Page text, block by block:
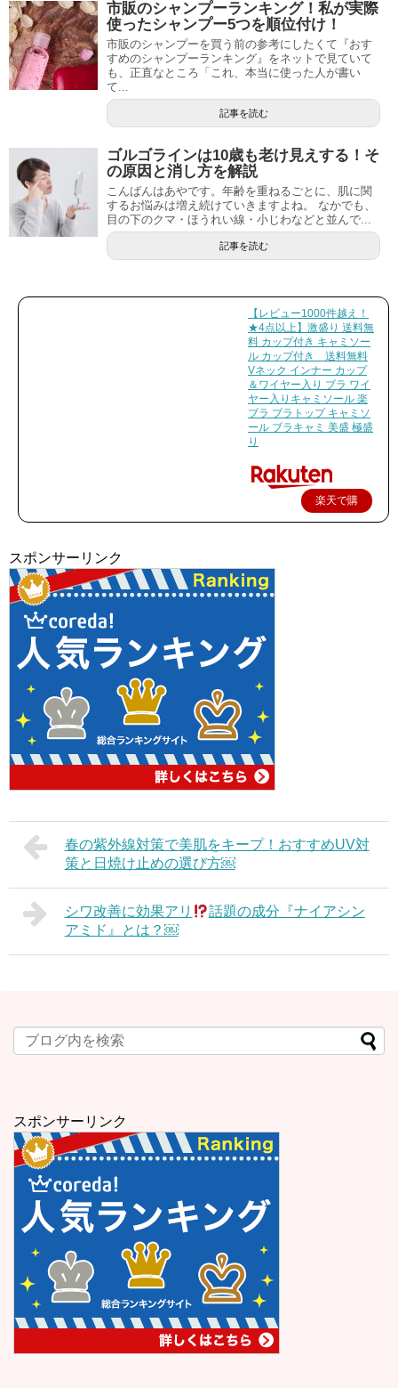
市販のシャンプーランキング！私が実際
使ったシャンプー5つを順位付け！
市販のシャンプーを買う前の参考にしたくて『おす
すめのシャンプーランキング』をネットで見ていて
も、正直なところ「これ、本当に使った人が書い
て...
記事を読む
ゴルゴラインは10歳も老け見えする！そ
の原因と消し方を解説
こんばんはあやです。年齢を重ねるごとに、肌に関
するお悩みは増え続けていきますよね。 なかでも、
目の下のクマ・ほうれい線・小じわなどと並んで...
記事を読む
【レビュー1000件越え！
★4点以上】激盛り 送料無
料 カップ付き キャミソー
ル カップ付き 送料無料
Vネック インナー カップ
＆ワイヤー入り ブラ ワイ
ヤー入りキャミソール 楽
ブラ ブラトップ キャミソ
ール ブラキャミ 美盛 極盛
り
楽天で購
入
スポンサーリンク
春の紫外線対策で美肌をキープ！おすすめUV対
策と日焼け止めの選び方￼
シワ改善に効果アリ
話題の成分『ナイアシン
アミド』とは？￼
スポンサーリンク